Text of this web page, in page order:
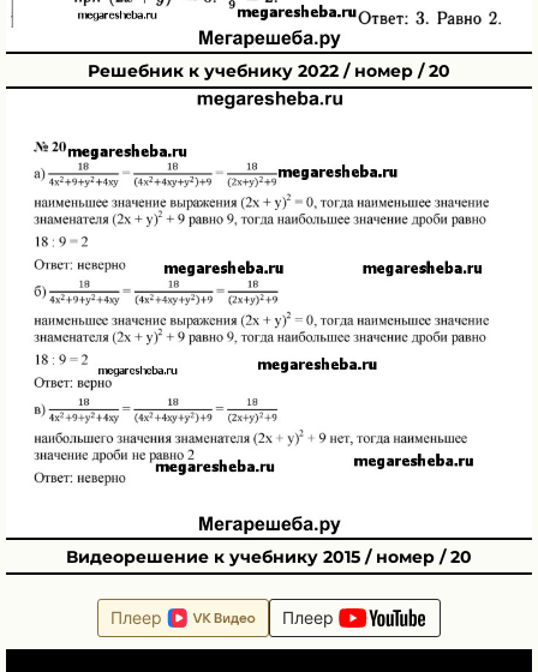
Решебник к учебнику 2022 / номер / 20
Видеорешение к учебнику 2015 / номер / 20
Плеер Плеер